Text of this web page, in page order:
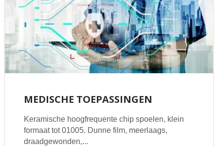
MEDISCHE TOEPASSINGEN
Keramische hoogfrequente chip spoelen, klein
formaat tot 01005. Dunne film, meerlaags,
draadgewonden,...